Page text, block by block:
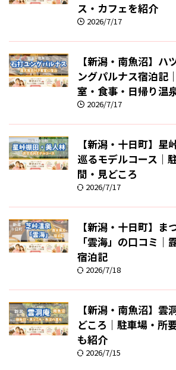
ス・カフェを紹介
2026/7/17
【新潟・南魚沼】ハ
ングパルナス宿泊記
室・食事・日帰り温
2026/7/17
【新潟・十日町】星
巡るモデルコース｜
間・見どころ
2026/7/17
【新潟・十日町】ま
「雲海」の口コミ｜
宿泊記
2026/7/18
【新潟・南魚沼】雲
どころ｜駐車場・所
も紹介
2026/7/15